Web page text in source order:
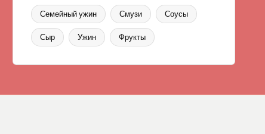
Семейный ужин Смузи Соусы
Сыр Ужин Фрукты